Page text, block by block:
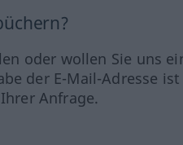
oder wollen Sie uns
der E-Mail-Adresse
Anfrage.